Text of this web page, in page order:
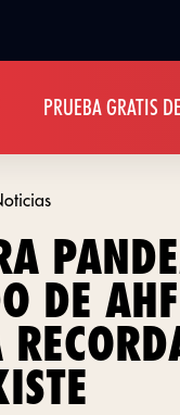
PRUEBA GRATIS
DE AHF